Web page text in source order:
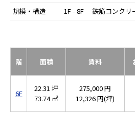
規模・構造
1F - 8F 鉄筋コンクリ
階 面積 賃料
6F
22.31 坪
73.74 ㎡
275,000 円
12,326 円(坪)